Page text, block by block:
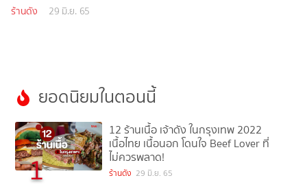
ร้านดัง 29 มิ.ย. 65
ยอดนิยมในตอนนี้
1
12 ร้านเนื้อ เจ้าดัง ในกรุงเทพ 2022
เนื้อไทย เนื้อนอก โดนใจ Beef Lover ที่
ไม่ควรพลาด!
ร้านดัง 29 มิ.ย. 65